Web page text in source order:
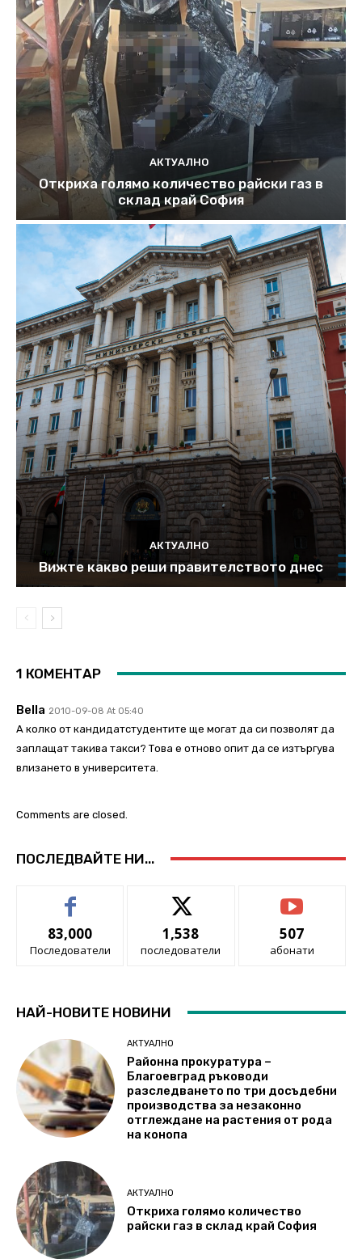
АКТУАЛНО
Откриха голямо количество райски газ в
склад край София
АКТУАЛНО
Вижте какво реши правителството днес
1 КОМЕНТАР
Bella 2010-09-08 At 05:40
А колко от кандидатстудентите ще могат да си позволят да
заплащат такива такси? Това е отново опит да се изтъргува
влизането в университета.
Comments are closed.
ПОСЛЕДВАЙТЕ НИ...
83,000
Последователи
1,538
последователи
507
абонати
НАЙ-НОВИТЕ НОВИНИ
АКТУАЛНО
Районна прокуратура –
Благоевград ръководи
разследването по три досъдебни
производства за незаконно
отглеждане на растения от рода
на конопа
АКТУАЛНО
Откриха голямо количество
райски газ в склад край София